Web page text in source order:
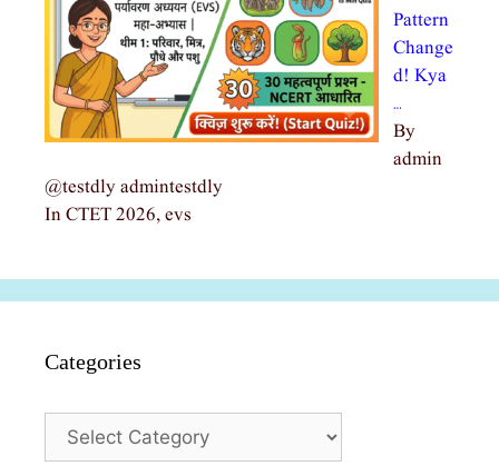
Pattern
Change
d! Kya
…
By
admin
@testdly admintestdly
In CTET 2026, evs
Categories